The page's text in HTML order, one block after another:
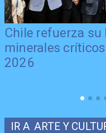
Chile refuerza su
minerales
2026
IR A ARTE Y